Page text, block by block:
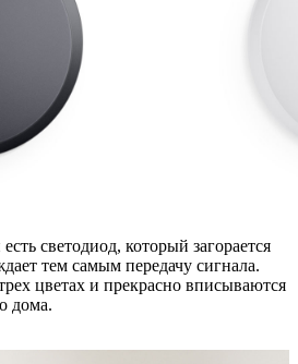
светодиод, который загорается
тем самым передачу сигнала.
цветах и прекрасно вписываются
дома.